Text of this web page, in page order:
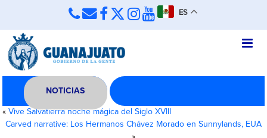
ES
NOTICIAS
«Vive Salvatierra noche mágica del Siglo XVIII
Carved narrative: Los Hermanos Chávez Morado en Sunnylands, EUA